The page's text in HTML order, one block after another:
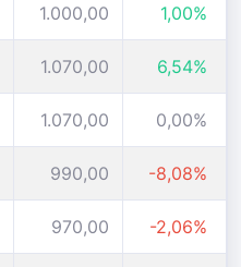
1.000,00 1,00%
1.070,00 6,54%
1.070,00 0,00%
990,00 -8,08%
970,00 -2,06%